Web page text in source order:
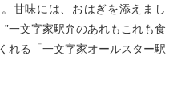
甘味には、おはぎを添えまし
一文字家駅弁のあれもこれも食
れる「一文字家オールスター駅